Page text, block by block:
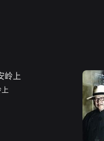
，在抗日剧《伏击》中，与